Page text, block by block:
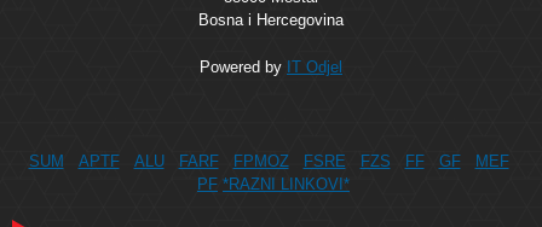
Bosna i Hercegovina
Powered by IT Odjel
SUM APTF ALU FARF FPMOZ FSRE FZS FF GF
MEF
PF *RAZNI LINKOVI*